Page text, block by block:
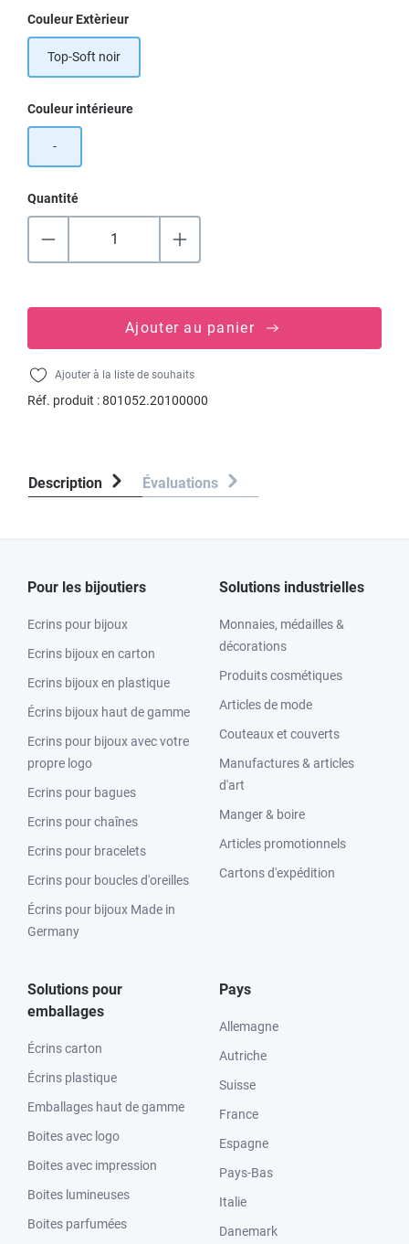
Sélectionnez
Couleur Extèrieur
Top-Soft noir
Sélectionnez
Couleur intérieure
-
Quantité
Ajouter au panier
Ajouter à la liste de souhaits
Réf. produit :801052.20100000
Description Évaluations
Pour les bijoutiers
Ecrins pour bijoux
Ecrins bijoux en carton
Ecrins bijoux en plastique
Écrins bijoux haut de gamme
Ecrins pour bijoux avec votre
propre logo
Ecrins pour bagues
Ecrins pour chaînes
Ecrins pour bracelets
Ecrins pour boucles d'oreilles
Écrins pour bijoux Made in
Germany
Solutions industrielles
Monnaies, médailles &
décorations
Produits cosmétiques
Articles de mode
Couteaux et couverts
Manufactures & articles
d'art
Manger & boire
Articles promotionnels
Cartons d'expédition
Solutions pour
emballages
Écrins carton
Écrins plastique
Emballages haut de gamme
Boites avec logo
Boites avec impression
Boites lumineuses
Boites parfumées
Pays
Allemagne
Autriche
Suisse
France
Espagne
Pays-Bas
Italie
Danemark